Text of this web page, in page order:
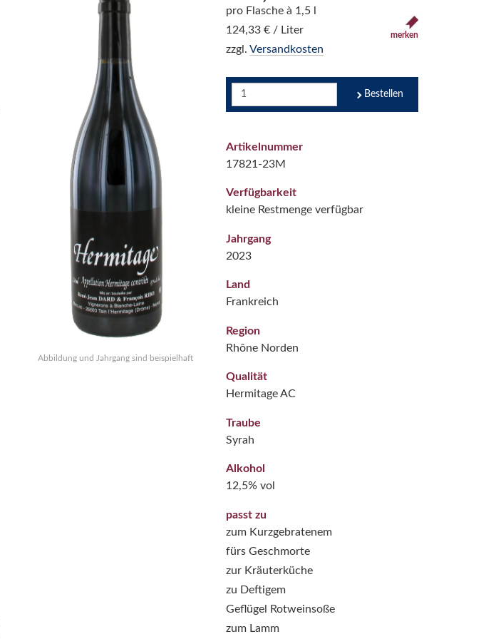
Abbildung und Jahrgang sind beispielhaft
pro Flasche à 1,5 l
124,33 € / Liter
zzgl. Versandkosten
merken
Bestellen
Artikelnummer
17821-23M
Verfügbarkeit
kleine Restmenge verfügbar
Jahrgang
2023
Land
Frankreich
Region
Rhône Norden
Qualität
Hermitage AC
Traube
Syrah
Alkohol
12,5% vol
passt zu
zum Kurzgebratenem
fürs Geschmorte
zur Kräuterküche
zu Deftigem
Geflügel Rotweinsoße
zum Lamm